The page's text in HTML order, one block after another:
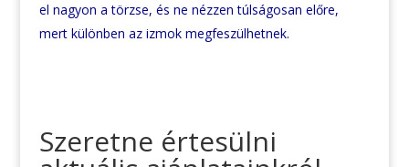
el nagyon a törzse, és ne nézzen túlságosan előre,
mert különben az izmok megfeszülhetnek.
Szeretne értesülni